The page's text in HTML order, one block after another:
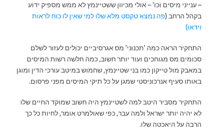
– ענייני מיסים וכו' – אולי מכיוון ששטיינמץ לא ממש מספיק ידוע
בקהל הרחב (פה נמצא טקסט מלא שלו למי שאין לו כוח לראות
וידאו)
התחקיר הראה כמה 'תכנוני' מס אגרסיביים יכולים לעזור לשלם
סכומים מס מגוחכים ועוד יותר חשוב, כמה חלשה רשות המיסים
במאבק מול טייקון כמו בני שטיינמץ, שחמוש במיטב עורכי הדין ומוגן
באותו סעיף אנרכוניסטי שמגן על כל תיקי המיסים מפני פרסום.
התחקיר מסביר היטב למה לשטיינמץ היה חשוב שמוקד החיים שלו
לא יהיה יותר ישראל ולמה עבר, כפי שאולמרט אומר, לחיות כל כך
הרבה על היאכטה שלו.